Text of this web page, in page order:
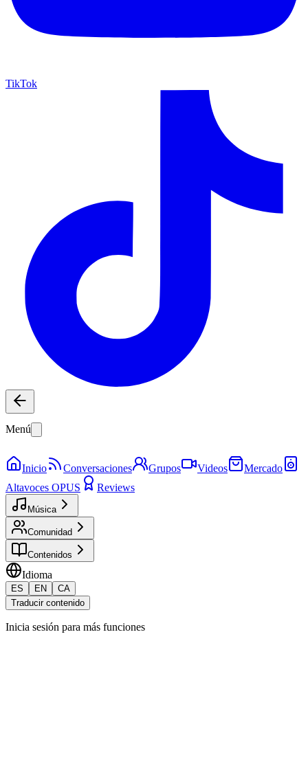
TikTok
Menú
Inicio Conversaciones Grupos Videos
Mercado
Altavoces OPUS
Reviews
Música
Comunidad
Contenidos
Idioma
ES EN
CA
Traducir contenido
Inicia sesión para más funciones